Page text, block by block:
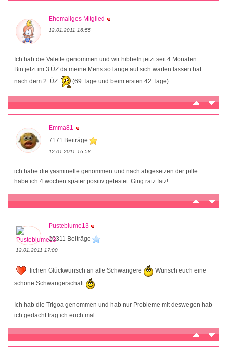
Ehemaliges Mitglied
12.01.2011 16:55
Ich hab die Valette genommen und wir hibbeln jetzt seit 4 Monaten.
Bin jetzt im 3.ÜZ da meine Mens so lange auf sich warten lassen hat
nach dem 2. ÜZ.
(69 Tage und beim ersten 42 Tage)
Emma81
7171 Beiträge
12.01.2011 16:58
ich habe die yasminelle genommen und nach abgesetzen der pille
habe ich 4 wochen später positiv getestet. Ging ratz fatz!
Pusteblume13
20311 Beiträge
12.01.2011 17:00
lichen Glückwunsch an alle Schwangere
Wünsch euch eine
schöne Schwangerschaft
Ich hab die Trigoa genommen und hab nur Probleme mit deswegen hab
ich gedacht frag ich euch mal.